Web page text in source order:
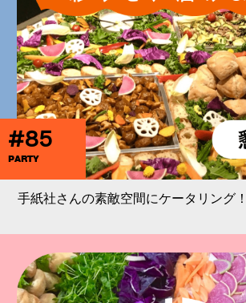
#85
PARTY
手紙社さんの素敵空間にケータリング！